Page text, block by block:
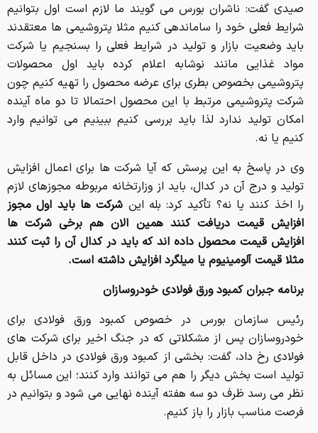
صیدی گفت: ناشران بورس می گویند ما لازم است اول بتوانیم
شرایط فعلی خود را ساماندهی کنیم مثلا پتروشیمی ها معتقدند
باید وضعیت بازار و تولید در شرایط فعلی را بسنجیم یا شرکت
مواد غذایی مانند نوشابه اعلام کرده باید اول محصولات
پتروشیمی بخصوص بطری برای عرضه محصول را تهیه کنیم چون
شرکت پتروشیمی مرتبط با این محصول احتمالا تا دو ماه آینده
امکان تولید ندارد لذا باید بررسی کنیم ببینیم می توانیم وارد
کنیم یا نه.
وی در پاسخ به این پرسش که آیا شرکت ها برای اعمال افزایش
تولید و درج آن در کدال، باید از وزارتخانه مربوطه مجوزهای لازم
را اخذ کنند یا نه؟ تأکید کرد: بله این شرکت ها باید اول مجوز
افزایش قیمت دریافت کنند همین الان هم برخی شرکت ها
افزایش قیمت محصول داده اند که باید در کدال آن را ثبت کنند
مثلا قیمت آلومینیوم یا میلگرد افزایش داشته است.
برنامه جبران کمبود ورق فولادی خودروسازان
رئیس سازمان بورس در خصوص کمبود ورق فولادی برای
خودروسازان پس از مشکلاتی که در جنگ اخیر برای شرکت های
فولادی رخ داد، گفت: بخشی از کمبود ورق فولادی در داخل قابل
تولید است بخش دیگر را هم می توانند وارد کنند؛ این مسائل به
نظر می رسد ظرف دو سه هفته آینده نهایی می شود و بتوانیم در
فرصت مناسب بازار را باز کنیم.